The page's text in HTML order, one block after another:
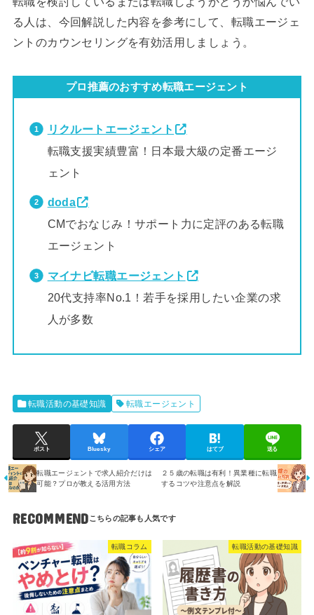
る人は、今回解説した内容を参考にして、転職エージェ
ントのカウンセリングを有効活用しましょう。
プロ推薦のおすすめ転職エージェント
リクルートエージェント
転職支援実績豊富！日本最大級の定番エージ
ェント
doda
CMでおなじみ！サポート力に定評のある転職
エージェント
マイナビ転職エージェント
20代支持率No.1！若手を採用したい企業の求
人が多数
転職活動の基礎知識 転職エージェント
ポスト Bluesky シェア はてブ 送る
転職エージェントで求人紹介だけは
可能？プロが教える活用方法
２５歳の転職は有利！異業種に転職
するコツや注意点を解説
RECOMMEND
転職コラム 転職活動の基礎知識